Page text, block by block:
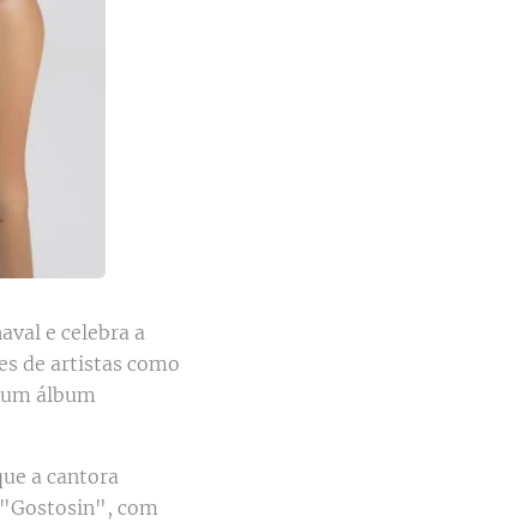
e celebra a
de artistas como
álbum
a cantora
"Gostosin", com